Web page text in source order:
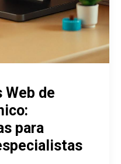
Web de
para